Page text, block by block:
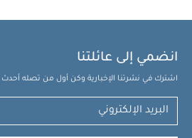
انضمي إلى عائلتنا
اشترك في نشرتنا الإخبارية وكن أول من تصله أحدث